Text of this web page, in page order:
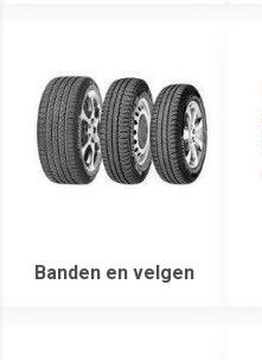
Banden en velgen